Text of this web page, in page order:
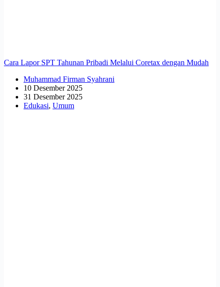
Cara Lapor SPT Tahunan Pribadi Melalui Coretax dengan Mudah
Muhammad Firman Syahrani
10 Desember 2025
31 Desember 2025
Edukasi, Umum